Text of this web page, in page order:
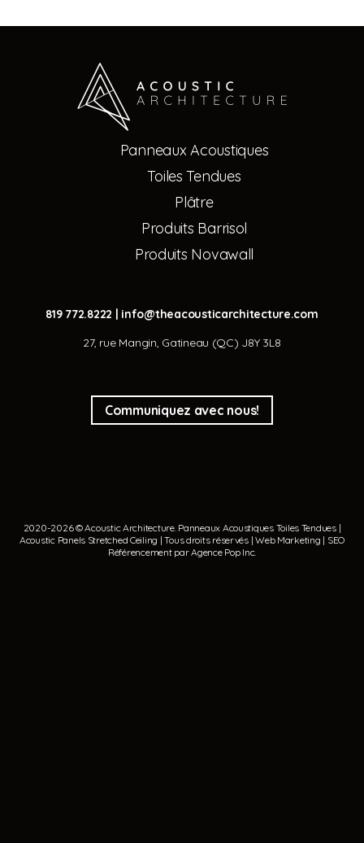
Panneaux Acoustiques
Toiles Tendues
Plâtre
Produits Barrisol
Produits Novawall
819 772.8222 | info@theacousticarchitecture.com
27, rue Mangin, Gatineau (QC) J8Y 3L8
Communiquez avec nous!
2020-2026 © Acoustic Architecture. Panneaux Acoustiques Toiles Tendues|
Acoustic Panels Stretched Ceiling | Tous droits réservés | Web Marketing | SEO
Référencement parAgence Pop Inc.